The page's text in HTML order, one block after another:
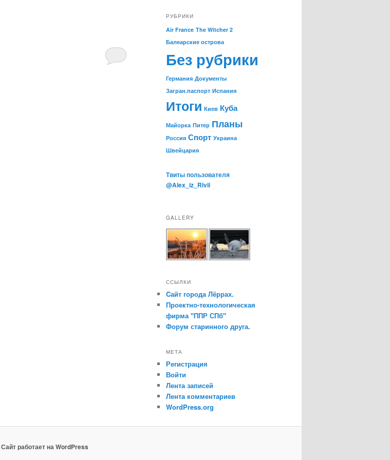
РУБРИКИ
Air France The Witcher 2
Балеарские острова
Без рубрики
Германия Документы
Загран.паспорт Испания
Итоги Киев Куба
Майорка Питер Планы
Россия Спорт Украина
Швейцария
Твиты пользователя
@Alex_iz_Rivii
GALLERY
ССЫЛКИ
Cайт города Лёррах.
Проектно-технологическая
фирма "ППР СПб"
Форум старинного друга.
МЕТА
Регистрация
Войти
Лента записей
Лента комментариев
WordPress.org
Сайт работает на WordPress